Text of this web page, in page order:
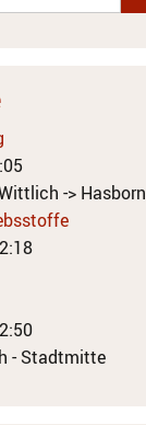
-> Hasborn
- Stadtmitte